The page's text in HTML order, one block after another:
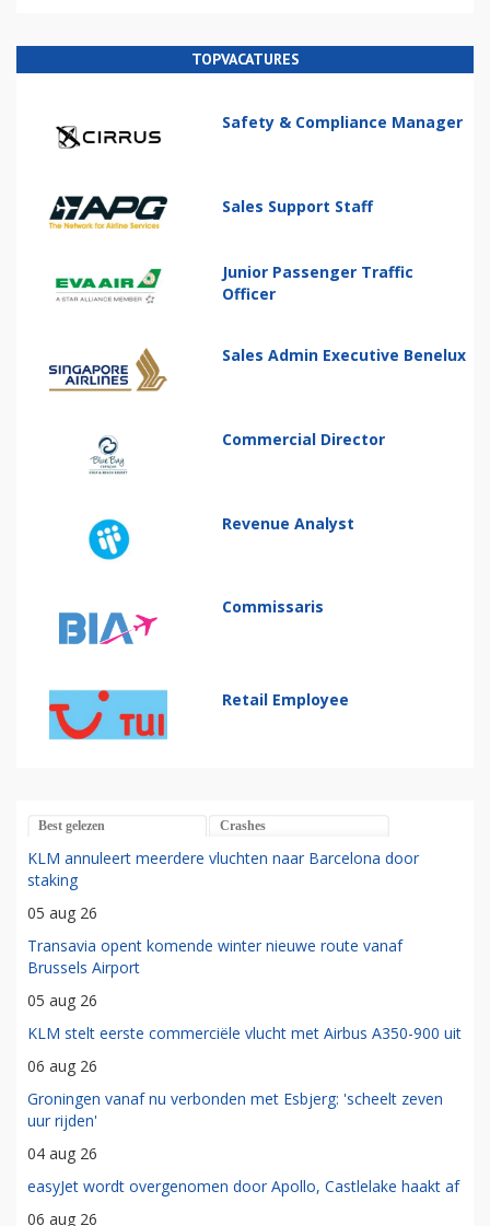
TOPVACATURES
Safety & Compliance Manager
Sales Support Staff
Junior Passenger Traffic
Officer
Sales Admin Executive Benelux
Commercial Director
Revenue Analyst
Commissaris
Retail Employee
Best gelezen Crashes
KLM annuleert meerdere vluchten naar Barcelona door
staking
05 aug 26
Transavia opent komende winter nieuwe route vanaf
Brussels Airport
05 aug 26
KLM stelt eerste commerciële vlucht met Airbus A350-900 uit
06 aug 26
Groningen vanaf nu verbonden met Esbjerg: 'scheelt zeven
uur rijden'
04 aug 26
easyJet wordt overgenomen door Apollo, Castlelake haakt af
06 aug 26